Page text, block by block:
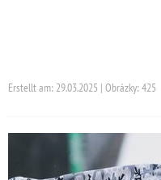
Erstellt am: 29.03.2025 | Obrázky: 425